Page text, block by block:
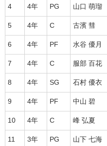
4 4年 PG 山口 萌瑠
5 4年 C 古濱 彗
6 4年 PF 水谷 優月
7 4年 C 服部 百花
8 4年 SG 石村 優衣
9 4年 PF 中山 碧
10 4年 C 峰 弘夏
11 3年 PG 山下 七海